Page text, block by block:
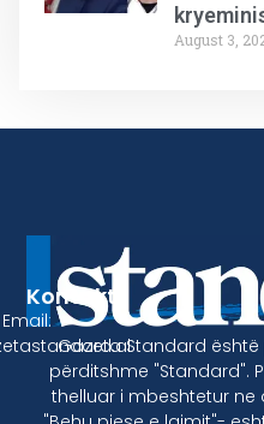
August 3,
Gazeta Standard
përditshme "Standard".
thelluar i mbeshtetur ne
Kontakt
Email: